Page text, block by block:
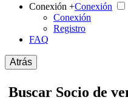
Conexión +Conexión
Conexión
Registro
FAQ
Atrás
Buscar Socio de